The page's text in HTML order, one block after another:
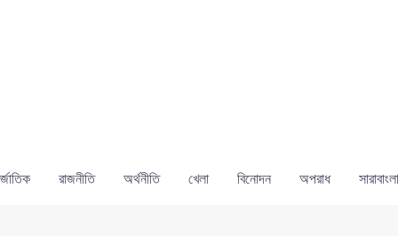
রাজনীতি অর্থনীতি খেলা বিনোদন অপরাধ সারাবাংলা